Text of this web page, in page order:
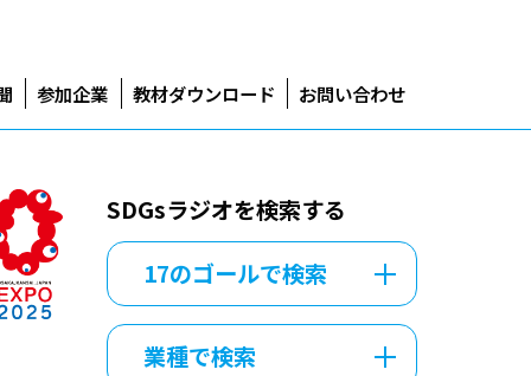
参加企業 教材ダウンロード お問い合わせ
SDGsラジオを検索する
17のゴールで検索
業種で検索